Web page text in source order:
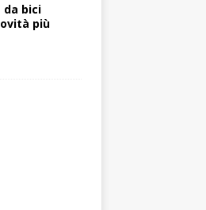
da bici
più